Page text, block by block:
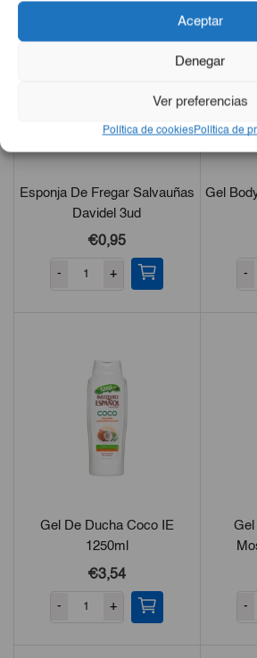
Aceptar
Denegar
Ver preferencias
Política de cookiesPolítica de
Esponja De Fregar Salvauñas
Davidel 3ud
€0,95
- +
Gel
-
Gel De Ducha Coco IE
1250ml
€3,54
- +
Gel
-